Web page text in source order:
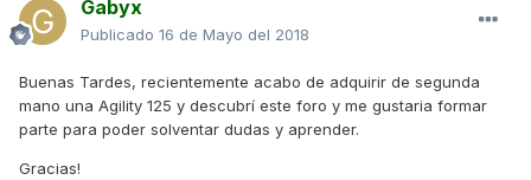
Gabyx
Publicado 16 de Mayo del 2018
Buenas Tardes, recientemente acabo de adquirir de segunda
mano una Agility 125 y descubrí este foro y me gustaria formar
parte para poder solventar dudas y aprender.
Gracias!